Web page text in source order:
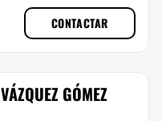
CONTACTAR
GÓMEZ